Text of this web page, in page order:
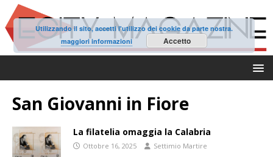
San Giovanni in Fiore
La filatelia omaggia la Calabria
Ottobre 16, 2025 Settimio Martire
Utilizzando il sito, accetti l'utilizzo dei cookie da parte nostra.
maggiori informazioni
Accetto